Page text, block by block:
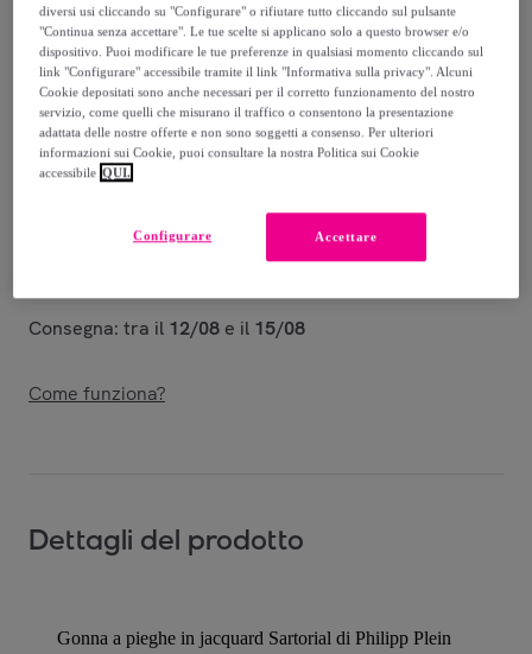
870,00 €
-70%
Venduto daPHILIPP PLEIN
Consegna: tra il 12/08 e il 15/08
Come funziona?
Dettagli del prodotto
Gonna a pieghe in jacquard Sartorial di Philipp Plein
diversi usi cliccando su "Configurare" o rifiutare tutto cliccando sul pulsante
"Continua senza accettare". Le tue scelte si applicano solo a questo browser e/o
dispositivo. Puoi modificare le tue preferenze in qualsiasi momento cliccando sul
link "Configurare" accessibile tramite il link "Informativa sulla privacy". Alcuni
Cookie depositati sono anche necessari per il corretto funzionamento del nostro
servizio, come quelli che misurano il traffico o consentono la presentazione
adattata delle nostre offerte e non sono soggetti a consenso. Per ulteriori
informazioni sui Cookie, puoi consultare la nostra Politica sui Cookie
accessibile QUI.
Accettare
Configurare